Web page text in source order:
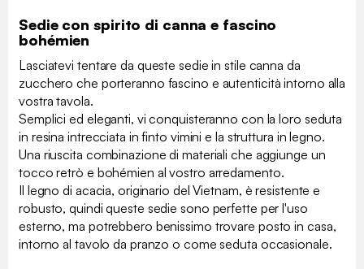
Sedie con spirito di canna e fascino
bohémien
Lasciatevi tentare da queste sedie in stile canna da
zucchero che porteranno fascino e autenticità intorno alla
vostra tavola.
Semplici ed eleganti, vi conquisteranno con la loro seduta
in resina intrecciata in finto vimini e la struttura in legno.
Una riuscita combinazione di materiali che aggiunge un
tocco retrò e bohémien al vostro arredamento.
Il legno di acacia, originario del Vietnam, è resistente e
robusto, quindi queste sedie sono perfette per l'uso
esterno, ma potrebbero benissimo trovare posto in casa,
intorno al tavolo da pranzo o come seduta occasionale.